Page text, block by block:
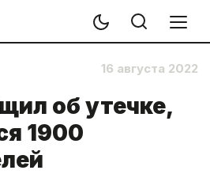
16 августа 2022
об утечке,
1900